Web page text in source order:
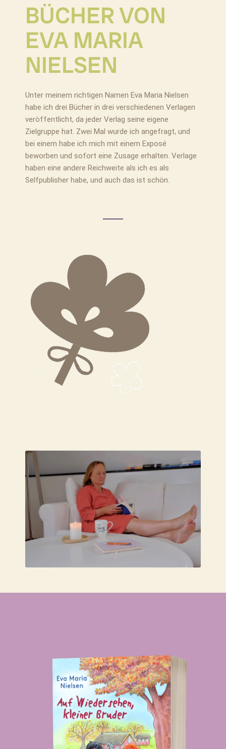
BÜCHER VON
EVA MARIA
NIELSEN
Unter meinem richtigen Namen Eva Maria Nielsen
habe ich drei Bücher in drei verschiedenen Verlagen
veröffentlicht, da jeder Verlag seine eigene
Zielgruppe hat. Zwei Mal wurde ich angefragt, und
bei einem habe ich mich mit einem Exposé
beworben und sofort eine Zusage erhalten. Verlage
haben eine andere Reichweite als ich es als
Selfpublisher habe, und auch das ist schön.